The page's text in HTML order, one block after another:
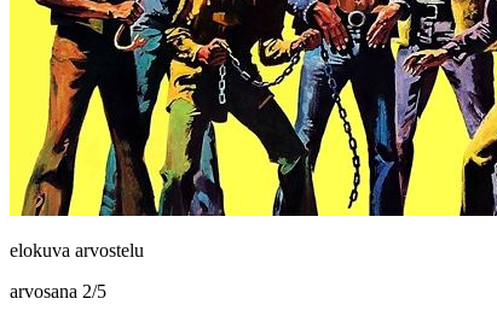
elokuva arvostelu
arvosana 2/5